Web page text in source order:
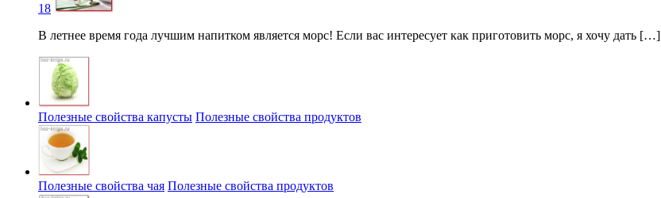
18
В летнее время года лучшим напитком является морс! Если вас интересует как приготовить морс, я хочу дать […]
Полезные свойства капусты Полезные свойства продуктов
Полезные свойства чая Полезные свойства продуктов